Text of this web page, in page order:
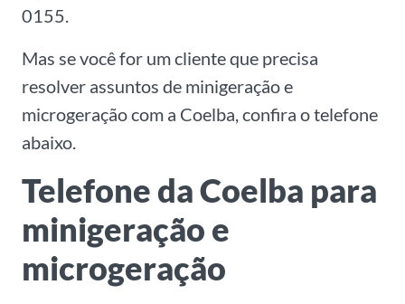
0155.
Mas se você for um cliente que precisa
resolver assuntos de minigeração e
microgeração com a Coelba, confira o telefone
abaixo.
Telefone da Coelba para
minigeração e
microgeração